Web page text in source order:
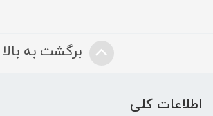
برگشت به بالا
اطلاعات کلی